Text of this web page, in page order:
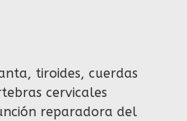
tiroides, cuerdas
cervicales
reparadora del